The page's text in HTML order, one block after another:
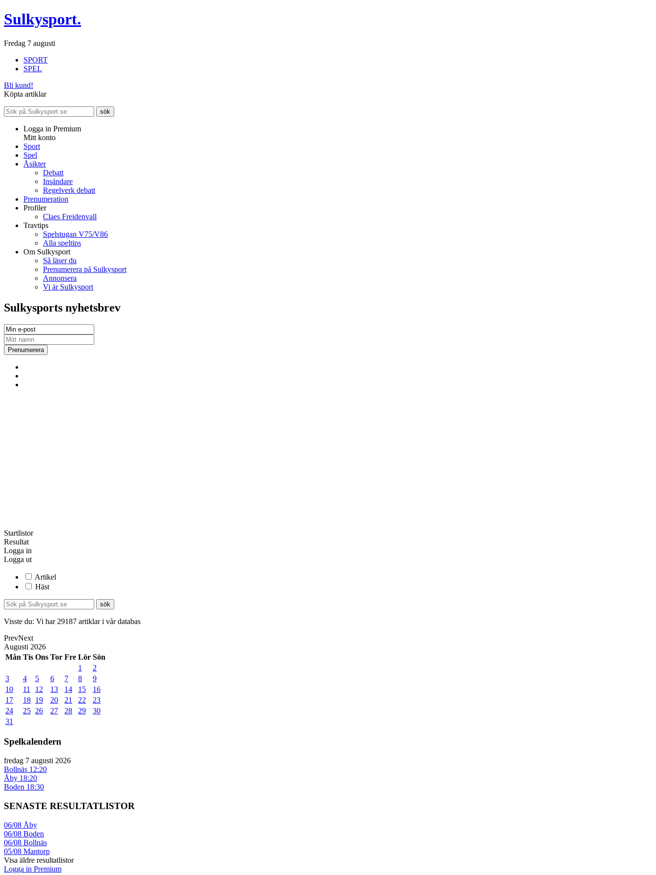
Sulkysport.
Fredag 7 augusti
SPORT
SPEL
Bli kund!
Köpta artiklar
Logga in Premium
Mitt konto
Sport
Spel
Åsikter
Debatt
Insändare
Regelverk debatt
Prenumeration
Profiler
Claes Freidenvall
Travtips
Spelstugan V75/V86
Alla speltips
Om Sulkysport
Så läser du
Prenumerera på Sulkysport
Annonsera
Vi är Sulkysport
Sulkysports nyhetsbrev
Startlistor
Resultat
Logga in
Logga ut
Artikel
Häst
Visste du: Vi har 29187 artiklar i vår databas
PrevNext
Augusti 2026
Mån Tis Ons Tor Fre Lör Sön
1
2
3
4 5 6 7 8
9
10
11 12 13 14 15
16
17
18 19 20 21 22
23
24
25 26 27 28 29
30
31
Spelkalendern
fredag 7 augusti 2026
Bollnäs 12:20
Åby 18:20
Boden 18:30
SENASTE RESULTATLISTOR
06/08 Åby
06/08 Boden
06/08 Bollnäs
05/08 Mantorp
Visa äldre resultatlistor
Logga in Premium